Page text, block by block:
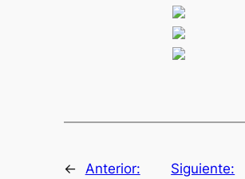
← Anterior:
Siguiente: